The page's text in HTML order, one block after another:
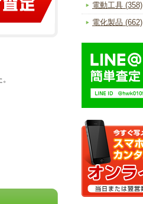
電動工具 (358)
電化製品 (662)